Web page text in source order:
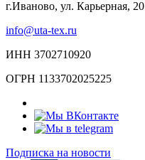
г.Иваново, ул. Карьерная, 20
info@uta-tex.ru
ИНН 3702710920
ОГРН 1133702025225
Подписка на новости